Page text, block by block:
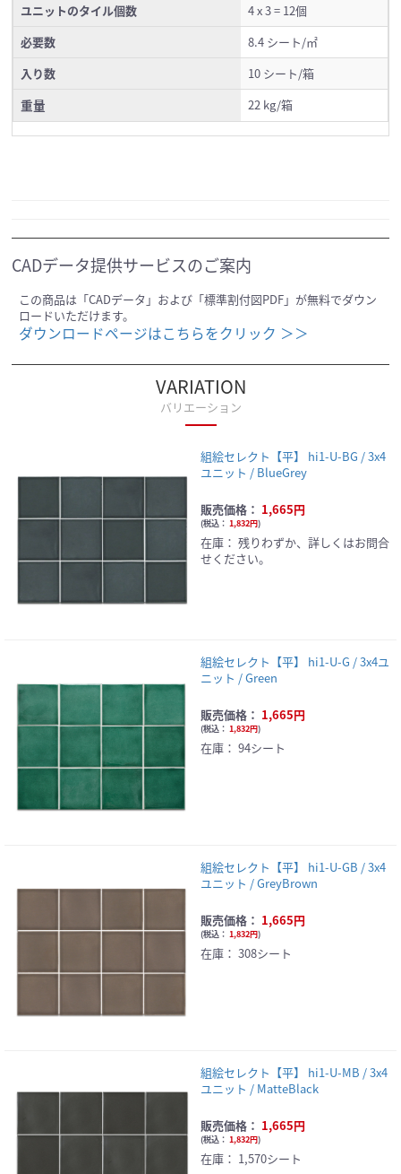
ユニットのタイル個数
4 x 3 = 12個
必要数
8.4 シート/㎡
入り数
10 シート/箱
重量 22 kg/箱
CADデータ提供サービスのご案内
この商品は「CADデータ」および「標準割付図PDF」が無料でダウン
ロードいただけます。
ダウンロードページはこちらをクリック ＞＞
VARIATION
バリエーション
組絵セレクト【平】 hi1-U-BG / 3x4
ユニット / BlueGrey
販売価格： 1,665円
(税込： 1,832円)
在庫： 残りわずか、詳しくはお問合
せください。
組絵セレクト【平】 hi1-U-G / 3x4ユ
ニット / Green
販売価格： 1,665円
(税込： 1,832円)
在庫： 94シート
組絵セレクト【平】 hi1-U-GB / 3x4
ユニット / GreyBrown
販売価格： 1,665円
(税込： 1,832円)
在庫： 308シート
組絵セレクト【平】 hi1-U-MB / 3x4
ユニット / MatteBlack
販売価格： 1,665円
(税込： 1,832円)
在庫： 1,570シート